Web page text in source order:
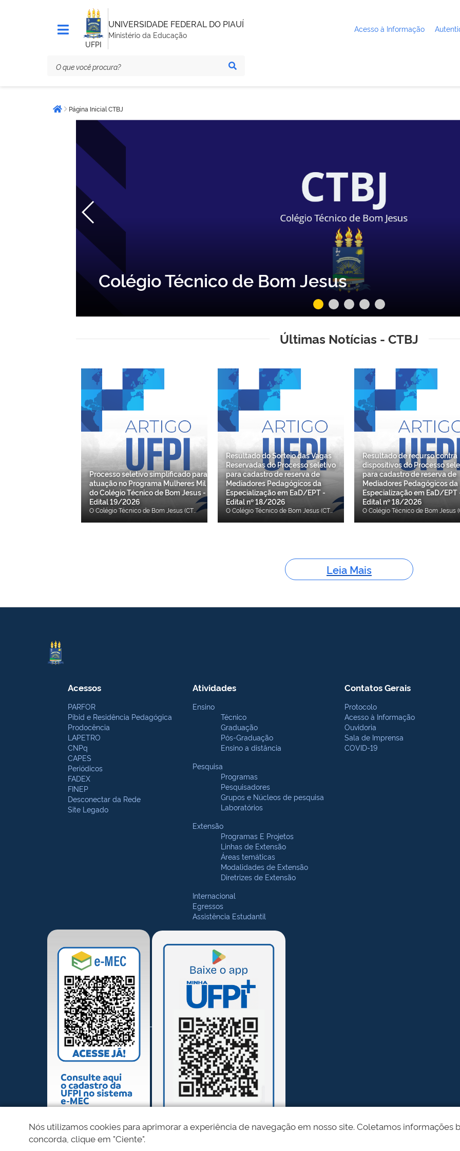
UFPI
UNIVERSIDADE FEDERAL DO PIAUÍ
Ministério da Educação
Acesso à Informação
estáPágina inicial
Página Inicial CTBJ
Colégio Técnico de Bom Jesus
Últimas Notícias - CTBJ
Processo seletivo simplificado para
atuação no Programa Mulheres Mil
do Colégio Técnico de Bom Jesus -
Edital 19/2026
O Colégio Técnico de Bom Jesus (CTBJ/UFPI) torna público o Edital nº 19/2026, que dispõe sobre o Processo Seletivo Simplificado para atuação no Programa Mulheres Mil, destinado à seleção de Professor Formador para os cursos ofertados na modalidade presencial pelo CTBJ/UFPI, nos municípios de Cristino Castro e Palmeira do Piauí. O processo seletivo visa à formação de cadastro de reserva e oferta vagas para profissionais com graduação nas áreas de Matemática, Ciências da Computação, Sistemas de Informação ou Engenharia da Computação, conforme os requisitos estabelecidos no edital. Os candidatos selecionados atuarão nas disciplinas de Matemática Aplicada e Noções de Educação Financeira e Inclusão Digital voltada para o exercício da cidadania, no âmbito do Programa Mulheres Mil. As inscrições serão realizadas exclusivamente por e-mail, no período de 31 de julho a 05 de agosto de 2026, mediante o envio da documentação exigida em arquivo único no formato PDF para o endereço eletrônico Este endereço de email está sendo protegido de spambots. Você precisa do JavaScript ativado para vê-lo., observando todas as orientações previstas no edital. Clique no link abaixo para acessar o edital completo: Edital nº 19/2026
Resultado do Sorteio das Vagas
Reservadas do Processo seletivo
para cadastro de reserva de
Mediadores Pedagógicos da
Especialização em EaD/EPT -
Edital nº 18/2026
O Colégio Técnico de Bom Jesus (CTBJ/UFPI) torna público o resultado do sorteio das vagas reservadas do Edital nº 18/2026, que dispõe sobre o Processo Seletivo para formação de cadastro de reserva de Mediadores Pedagógicos do Curso de Pós-Graduação Lato Sensu em Educação a Distância (EaD) na Educação Profissional e Tecnológica (EPT), ofertado no âmbito do Sistema Universidade Aberta do Brasil (UAB/CAPES). O processo seletivo contempla as funções de Mediador Pedagógico a Distância e Mediador Pedagógico Presencial, destinadas a profissionais com graduação em Pedagogia ou Licenciatura, pós-graduação na área de Educação e experiência em Educação a Distância, conforme os requisitos estabelecidos no edital. As inscrições serão realizadas exclusivamente por e-mail, no período de 29 de julho a 12 de agosto de 2026, mediante envio da documentação exigida em arquivo único no formato PDF para o endereço eletrônico Este endereço de email está sendo protegido de spambots. Você precisa do JavaScript ativado para vê-lo.. Clique no link abaixo para acessar o resultado do sorteio das vagas reservadas: Edital n° 18/2026 - Resultado do sorteio das vagas reservadas Edital nº 18/2026 - Errata nº 01 do Edital nº 18/2026 Edital nº 18/2026 - Resultado de recurso contra dispositivos Edital nº 18/2026
Resultado de recurso contra
dispositivos do Processo
para cadastro de reserva de
Mediadores Pedagógicos da
Especialização em EaD/EPT
Edital nº 18/2026
Leia Mais
Acessos
PARFOR
Pibid e Residência Pedagógica
Prodocência
LAPETRO
CNPq
CAPES
Periódicos
FADEX
FINEP
Desconectar da Rede
Site Legado
Atividades
Ensino
Técnico
Graduação
Pós-Graduação
Ensino a distância
Pesquisa
Programas
Pesquisadores
Grupos e Núcleos de pesquisa
Laboratórios
Extensão
Programas E Projetos
Linhas de Extensão
Áreas temáticas
Modalidades de Extensão
Diretrizes de Extensão
Internacional
Egressos
Assistência Estudantil
Contatos Gerais
Protocolo
Acesso à Informação
Ouvidoria
Sala de Imprensa
COVID-19
Nós utilizamos cookies para aprimorar a experiência de navegação em nosso site. Coletamos informações
concorda, clique em "Ciente".